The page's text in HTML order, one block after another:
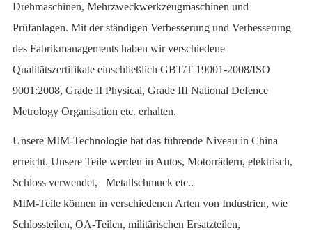
Drehmaschinen, Mehrzweckwerkzeugmaschinen und
Prüfanlagen. Mit der ständigen Verbesserung und Verbesserung
des Fabrikmanagements haben wir verschiedene
Qualitätszertifikate einschließlich GBT/T 19001-2008/ISO
9001:2008, Grade II Physical, Grade III National Defence
Metrology Organisation etc. erhalten.
Unsere MIM-Technologie hat das führende Niveau in China
erreicht. Unsere Teile werden in Autos, Motorrädern, elektrisch,
Schloss verwendet, Metallschmuck etc..
MIM-Teile können in verschiedenen Arten von Industrien, wie
Schlossteilen, OA-Teilen, militärischen Ersatzteilen,